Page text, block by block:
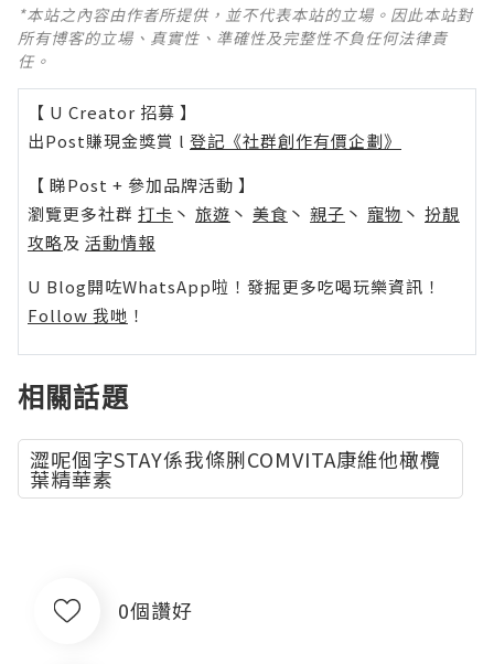
*本站之內容由作者所提供，並不代表本站的立場。因此本站對
所有博客的立場、真實性、準確性及完整性不負任何法律責
任。
【 U Creator 招募 】
出Post賺現金獎賞 l 登記《社群創作有價企劃》
【 睇Post + 參加品牌活動 】
瀏覽更多社群 打卡 丶 旅遊 丶 美食 丶 親子 丶 寵物 丶 扮靚
攻略及 活動情報
U Blog開咗WhatsApp啦！發掘更多吃喝玩樂資訊！
Follow 我哋 ！
相關話題
澀呢個字STAY係我條脷COMVITA康維他橄欖
葉精華素
0個讚好